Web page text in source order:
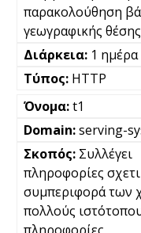
παρακολούθηση
γεωγραφικής θέσης
1 ημέρα
HTTP
t1
serving-
Συλλέγει
πληροφορίες
συμπεριφορά των
πολλούς